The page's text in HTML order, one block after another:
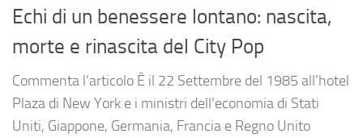
Echi di un benessere lontano: nascita,
morte e rinascita del City Pop
Commenta l’articolo È il 22 Settembre del 1985 all’hotel
Plaza di New York e i ministri dell’economia di Stati
Uniti, Giappone, Germania, Francia e Regno Unito